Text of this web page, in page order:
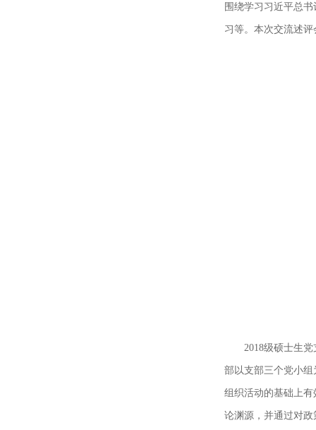
围绕学习习近平总
习等。本次交流述
2018级硕士生
部以支部三个党小
组织活动的基础上
论渊源，并通过对